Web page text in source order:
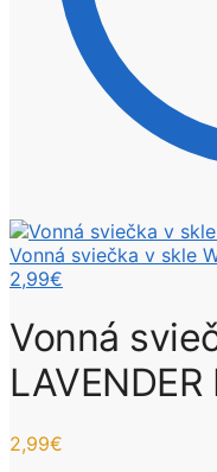
Vonná sviečka v skle
2,99€
Vonná
LAVENDER
2,99€